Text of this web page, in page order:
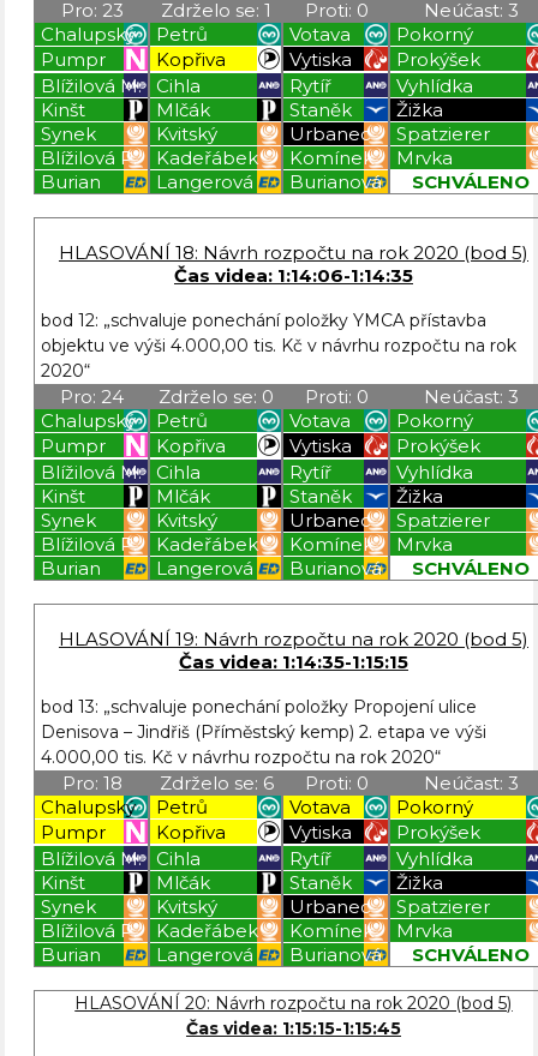
Pro: 23 Zdrželo se: 1 Proti: 0
Neúčast: 3
Chalupský
Petrů Votava
Pokorný
Pumpr
Kopřiva Vytiska
Prokýšek
Blížilová M.
Cihla Rytíř
Vyhlídka
Kinšt
Mlčák Staněk
Žižka
Synek
Kvitský Urbanec
Spatzierer
Blížilová P.
Kadeřábek Komínek
Mrvka
Burian
Langerová Burianová
SCHVÁLENO
HLASOVÁNÍ 18: Návrh rozpočtu na rok 2020 (bod 5)
Čas videa: 1:14:06-1:14:35
bod 12: „schvaluje ponechání položky YMCA přístavba
objektu ve výši 4.000,00 tis. Kč v návrhu rozpočtu na rok
2020“
Pro: 24 Zdrželo se: 0 Proti: 0
Neúčast: 3
Chalupský
Petrů Votava
Pokorný
Pumpr
Kopřiva Vytiska
Prokýšek
Blížilová M.
Cihla Rytíř
Vyhlídka
Kinšt
Mlčák Staněk
Žižka
Synek
Kvitský Urbanec
Spatzierer
Blížilová P.
Kadeřábek Komínek
Mrvka
Burian
Langerová Burianová
SCHVÁLENO
HLASOVÁNÍ 19: Návrh rozpočtu na rok 2020 (bod 5)
Čas videa: 1:14:35-1:15:15
bod 13: „schvaluje ponechání položky Propojení ulice
Denisova – Jindřiš (Příměstský kemp) 2. etapa ve výši
4.000,00 tis. Kč v návrhu rozpočtu na rok 2020“
Pro: 18 Zdrželo se: 6 Proti: 0
Neúčast: 3
Chalupský
Petrů Votava
Pokorný
Pumpr
Kopřiva Vytiska
Prokýšek
Blížilová M.
Cihla Rytíř
Vyhlídka
Kinšt
Mlčák Staněk
Žižka
Synek
Kvitský Urbanec
Spatzierer
Blížilová P.
Kadeřábek Komínek
Mrvka
Burian
Langerová Burianová
SCHVÁLENO
HLASOVÁNÍ 20: Návrh rozpočtu na rok 2020 (bod 5)
Čas videa: 1:15:15-1:15:45